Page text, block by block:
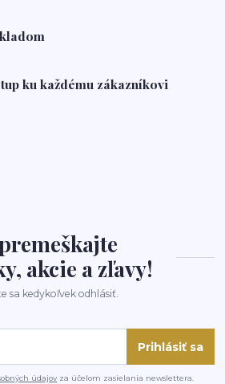
ku každému zákazníkovi
akcie a zľavy!
sa kedykoľvek odhlásiť.
Prihlásiť sa
údajov za účelom zasielania newslettera.